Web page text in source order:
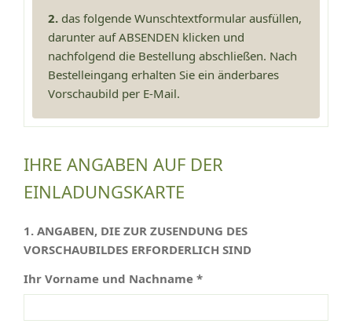
2. das folgende Wunschtextformular ausfüllen,
darunter auf ABSENDEN klicken und
nachfolgend die Bestellung abschließen. Nach
Bestelleingang erhalten Sie ein änderbares
Vorschaubild per E-Mail.
IHRE ANGABEN AUF DER
EINLADUNGSKARTE
1. ANGABEN, DIE ZUR ZUSENDUNG DES
VORSCHAUBILDES ERFORDERLICH SIND
Ihr Vorname und Nachname *